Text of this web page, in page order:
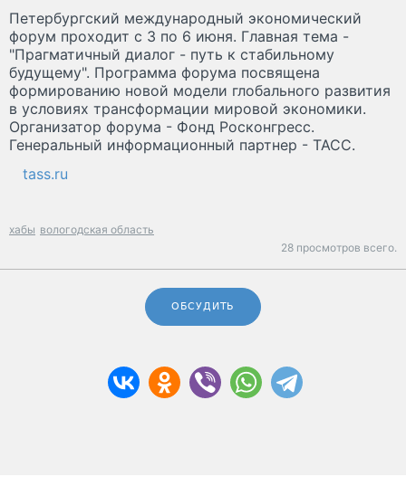
Петербургский международный экономический
форум проходит с 3 по 6 июня. Главная тема -
"Прагматичный диалог - путь к стабильному
будущему". Программа форума посвящена
формированию новой модели глобального развития
в условиях трансформации мировой экономики.
Организатор форума - Фонд Росконгресс.
Генеральный информационный партнер - ТАСС.
tass.ru
хабы вологодская область
28 просмотров всего.
ОБСУДИТЬ